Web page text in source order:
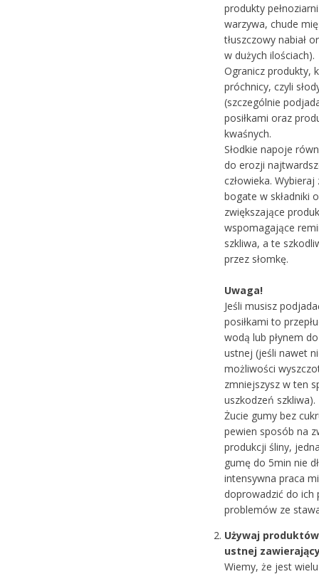
produkty
warzywa, chude
tłuszczowy nabiał
w dużych ilościach).
Ogranicz produkty,
próchnicy, czyli
(szczególnie
posiłkami oraz
kwaśnych.
Słodkie napoje
do erozji
człowieka.
bogate w składniki
zwiększające
wspomagające
szkliwa, a te
przez słomkę.
Uwaga!
Jeśli musisz
posiłkami to
wodą lub płynem
ustnej (jeśli nawet
możliwości
zmniejszysz w ten
uszkodzeń szkliwa).
Żucie gumy bez
pewien sposób na
produkcji śliny,
gumę do 5min nie
intensywna praca
doprowadzić do ich
problemów ze
Używaj
ustnej
Wiemy, że jest